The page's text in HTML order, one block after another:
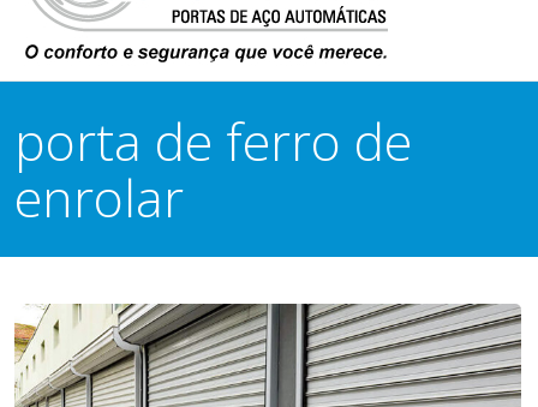
porta de ferro de
enrolar